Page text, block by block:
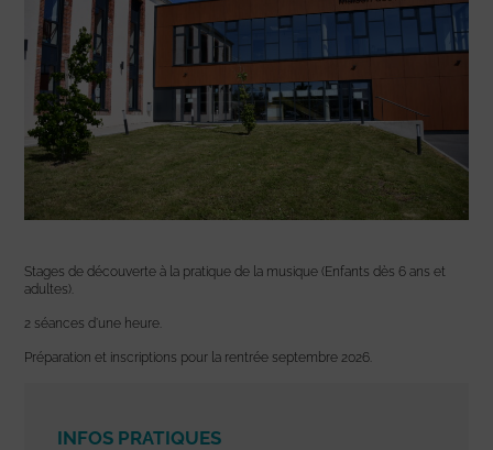
Stages de découverte à la pratique de la musique (Enfants dès 6 ans et
adultes).
2 séances d’une heure.
Préparation et inscriptions pour la rentrée septembre 2026.
INFOS PRATIQUES